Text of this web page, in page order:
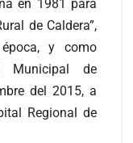
en 1981 para
de Caldera”,
y como
Municipal de
del 2015, a
Regional de